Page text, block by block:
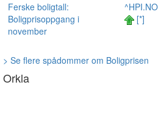
Ferske boligtall:
Boligprisoppgang i
november
^HPI.NO
[*]
> Se flere spådommer om Boligprisen
Orkla